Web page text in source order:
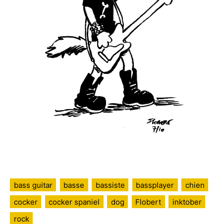
bass guitar basse bassiste bassplayer
chien
cocker
cocker spaniel dog Flobert
inktober
rock